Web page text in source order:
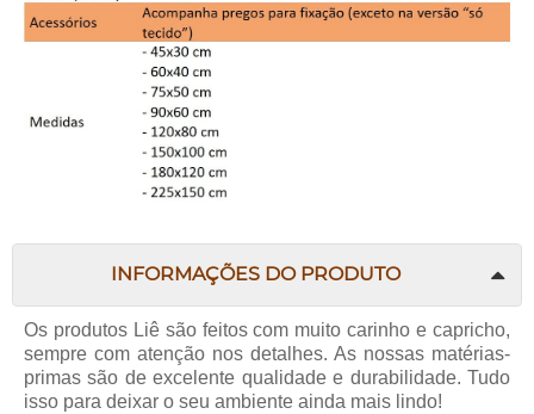
INFORMAÇÕES DO PRODUTO
Os produtos Liê são feitos com muito carinho e capricho,
sempre com atenção nos detalhes. As nossas matérias-
primas são de excelente qualidade e durabilidade. Tudo
isso para deixar o seu ambiente ainda mais lindo!